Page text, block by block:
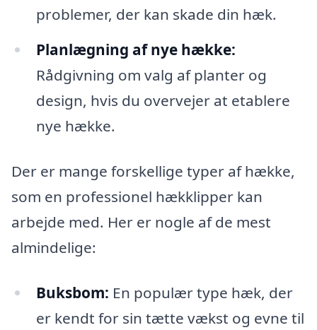
problemer, der kan skade din hæk.
Planlægning af nye hække:
Rådgivning om valg af planter og
design, hvis du overvejer at etablere
nye hække.
Der er mange forskellige typer af hække,
som en professionel hækklipper kan
arbejde med. Her er nogle af de mest
almindelige:
Buksbom: En populær type hæk, der
er kendt for sin tætte vækst og evne til